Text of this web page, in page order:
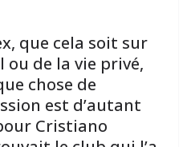
que cela soit sur
de la vie privé,
chose de
est d’autant
Cristiano